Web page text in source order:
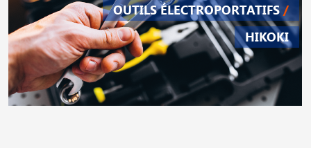
OUTILS ÉLECTROPORTATIFS /
HIKOKI